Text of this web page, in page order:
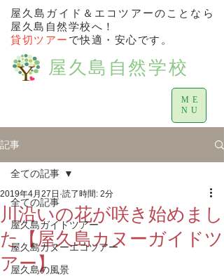
屋久島自然学校
屋久島ガイド＆エコツアーのことなら
屋久島自然学校へ！
貸切ツアー で快適・安心です。
ME
NU
記事
全ての記事
屋久島ガイドツアー
屋久島カヌーエコツアー
屋久島の風景
全ての記事
川沿いの花が咲き始めまし
た【屋久島カヌーガイドツ
アー】
2019年4月27日 読了時間: 2分